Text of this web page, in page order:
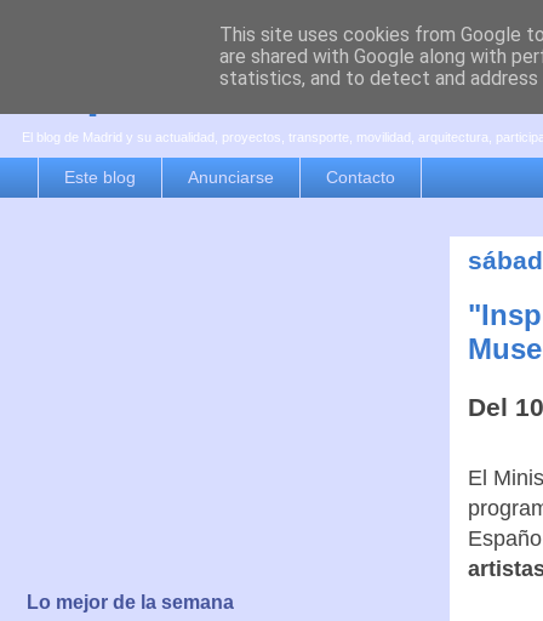
es por madrid
El blog de Madrid y su actualidad, proyectos, transporte, movilidad, arquitectura,
Este blog Anunciarse Contacto
Del
El
Lo mejor de la semana
This site uses cookies from Google
are shared with Google along with
statistics, and to detect and address